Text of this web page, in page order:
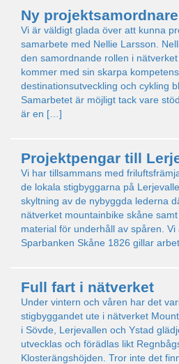
Ny projektsamordnare
Vi är väldigt glada över att kunna
samarbete med Nellie Larsson.
den samordnande rollen i
kommer med sin skarpa
destinationsutveckling och cykling
Samarbetet är möjligt tack vare
är en […]
Projektpengar till
Vi har tillsammans med
de lokala stigbyggarna på
skyltning av de nybyggda lederna
nätverket mountainbike skåne
material för underhåll av spåren.
Sparbanken Skåne 1826 gillar
Full fart i nätverket
Under vintern och våren har det
stigbyggandet ute i nätverket
i Sövde, Lerjevallen och Ystad
utvecklas och förädlas likt
Klosterängshöjden. Tror inte det